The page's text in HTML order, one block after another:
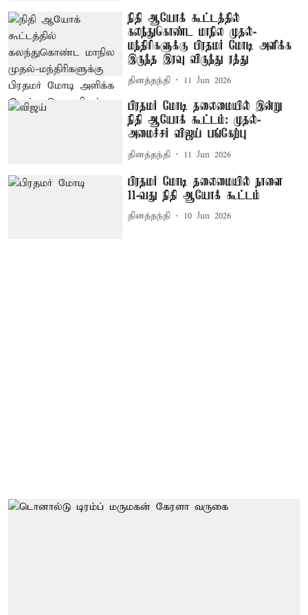
நிதி ஆயோக் கூட்டத்தில்
கலந்துகொண்ட மாநில முதல்-
மந்திரிகளுக்கு பிரதமர் மோடி அளிக்க
இருந்த இரவு விருந்து ரத்து
தினத்தந்தி 11 Jun 2026
பிரதமர் மோடி தலைமையில் இன்று
நிதி ஆயோக் கூட்டம்: முதல்-
அமைச்சர் விஜய் பங்கேற்பு
தினத்தந்தி 11 Jun 2026
பிரதமர் மோடி தலைமையில் நாளை
11-வது நிதி ஆயோக் கூட்டம்
தினத்தந்தி 10 Jun 2026